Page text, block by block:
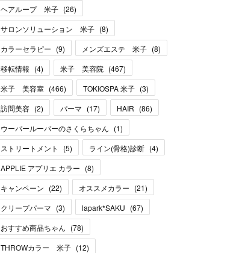
ヘアループ 米子 (26)
サロンソリューション 米子 (8)
カラーセラピー (9) メンズエステ 米子 (8)
移転情報 (4) 米子 美容院 (467)
米子 美容室 (466) TOKIOSPA 米子 (3)
訪問美容 (2) パーマ (17) HAIR (86)
ウーパールーパーのさくらちゃん (1)
ストリートメント
(5) ライン(骨格)診断 (4)
APPLIE アプリエ カラー (8)
キャンペーン (22) オススメカラー (21)
クリープパーマ (3) lapark*SAKU (67)
おすすめ商品ちゃん (78)
THROWカラー 米子 (12)